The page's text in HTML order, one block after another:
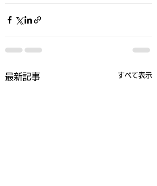
最新記事 すべて表示